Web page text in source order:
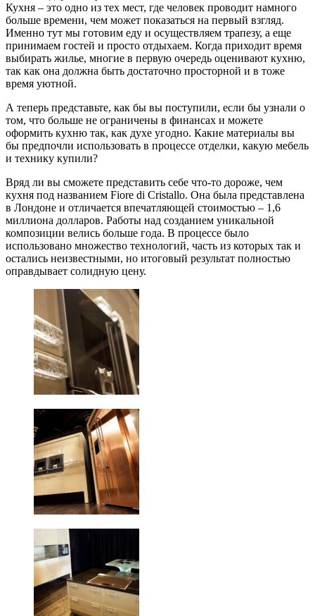
Кухня – это одно из тех мест, где человек проводит намного
больше времени, чем может показаться на первый взгляд.
Именно тут мы готовим еду и осуществляем трапезу, а еще
принимаем гостей и просто отдыхаем. Когда приходит время
выбирать жилье, многие в первую очередь оценивают кухню,
так как она должна быть достаточно просторной и в тоже
время уютной.
А теперь представьте, как бы вы поступили, если бы узнали о
том, что больше не ограничены в финансах и можете
оформить кухню так, как духе угодно. Какие материалы вы
бы предпочли использовать в процессе отделки, какую мебель
и технику купили?
Вряд ли вы сможете представить себе что-то дороже, чем
кухня под названием Fiore di Cristallo. Она была представлена
в Лондоне и отличается впечатляющей стоимостью – 1,6
миллиона долларов. Работы над созданием уникальной
композиции велись больше года. В процессе было
использовано множество технологий, часть из которых так и
остались неизвестными, но итоговый результат полностью
оправдывает солидную цену.